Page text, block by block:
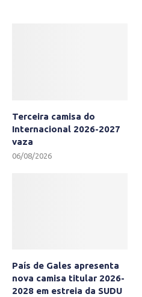
Terceira camisa do
Internacional 2026-2027
vaza
06/08/2026
País de Gales apresenta
nova camisa titular 2026-
2028 em estreia da SUDU